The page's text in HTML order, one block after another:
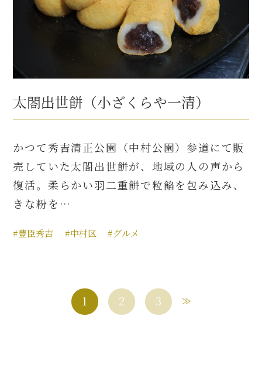
太閤出世餅（小ざくらや一清）
かつて秀吉清正公園（中村公園）参道にて販
売していた太閤出世餅が、地域の人の声から
復活。柔らかい羽二重餅で粒餡を包み込み、
きな粉を…
#豊臣秀吉 #中村区 #グルメ
1 2 3